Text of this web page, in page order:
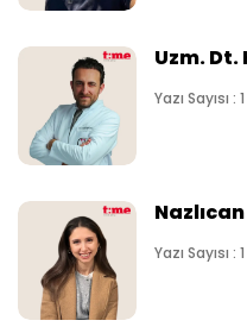
Uzm.
Yazı Sayısı : 1
Yazı Sayısı : 1